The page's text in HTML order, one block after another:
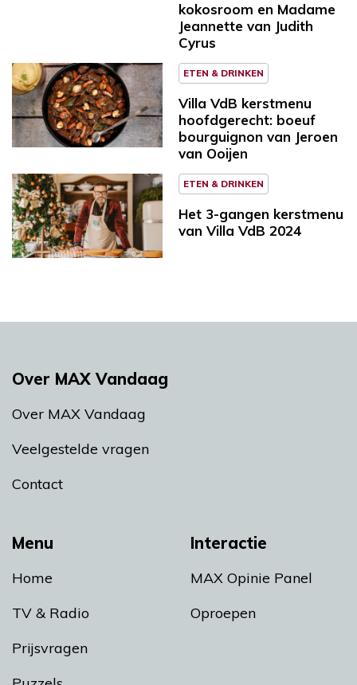
kokosroom en Madame
Jeannette van Judith
Cyrus
ETEN & DRINKEN
Villa VdB kerstmenu
hoofdgerecht: boeuf
bourguignon van Jeroen
van Ooijen
ETEN & DRINKEN
Het 3-gangen kerstmenu
van Villa VdB 2024
Menu
Home
TV & Radio
Prijsvragen
Interactie
MAX Opinie Panel
Oproepen
Over MAX Vandaag
Over MAX Vandaag
Veelgestelde vragen
Contact